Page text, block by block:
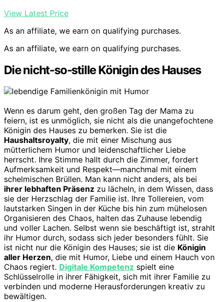
View Latest Price
As an affiliate, we earn on qualifying purchases.
As an affiliate, we earn on qualifying purchases.
Die nicht-so-stille Königin des Hauses
Wenn es darum geht, den großen Tag der Mama zu
feiern, ist es unmöglich, sie nicht als die unangefochtene
Königin des Hauses zu bemerken. Sie ist die
Haushaltsroyalty, die mit einer Mischung aus
mütterlichem Humor und leidenschaftlicher Liebe
herrscht. Ihre Stimme hallt durch die Zimmer, fordert
Aufmerksamkeit und Respekt—manchmal mit einem
schelmischen Brüllen. Man kann nicht anders, als bei
ihrer lebhaften Präsenz zu lächeln, in dem Wissen, dass
sie der Herzschlag der Familie ist. Ihre Tollereien, vom
lautstarken Singen in der Küche bis hin zum mühelosen
Organisieren des Chaos, halten das Zuhause lebendig
und voller Lachen. Selbst wenn sie beschäftigt ist, strahlt
ihr Humor durch, sodass sich jeder besonders fühlt. Sie
ist nicht nur die Königin des Hauses; sie ist die Königin
aller Herzen, die mit Humor, Liebe und einem Hauch von
Chaos regiert. Digitale Kompetenz spielt eine
Schlüsselrolle in ihrer Fähigkeit, sich mit ihrer Familie zu
verbinden und moderne Herausforderungen kreativ zu
bewältigen.